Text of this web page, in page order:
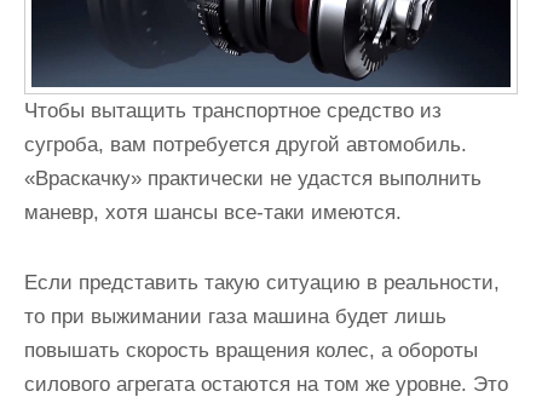
Чтобы вытащить транспортное средство из
сугроба, вам потребуется другой автомобиль.
«Враскачку» практически не удастся выполнить
маневр, хотя шансы все-таки имеются.
Если представить такую ситуацию в реальности,
то при выжимании газа машина будет лишь
повышать скорость вращения колес, а обороты
силового агрегата остаются на том же уровне. Это